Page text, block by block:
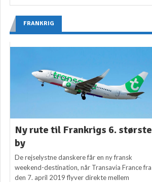
FRANKRIG
Ny rute til Frankrigs 6. største
by
De rejselystne danskere får en ny fransk
weekend-destination, når Transavia France fra
den 7. april 2019 flyver direkte mellem